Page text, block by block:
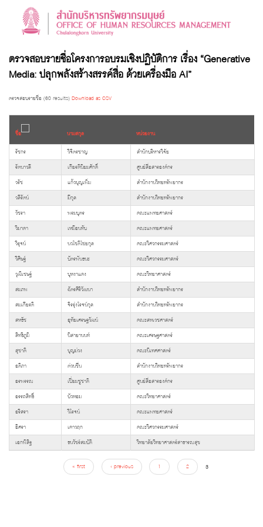
ตรวจสอบรายชื่อโครงการอบรมเชิงปฏิบัติการ เรื่อง “Generative
Media: ปลุกพลังสร้างสรรค์สื่อ ด้วยเครื่องมือ AI”
ตรวจสอบรายชื่อ (60 results) Download as CSV
ชื่อ นามสกุล หน่วยงาน
รัชกร วิจิตรชาญ
สำนักบริหารวิจัย
รัตนาวลี
เกียรตินิยมศักดิ์
ศูนย์สื่อสารองค์กร
วรัช
แก้วบุญเพิ่ม
สำนักงานวิทยทรัพยากร
วลีรัตน์
มีกุล
สำนักงานวิทยทรัพยากร
วัชรา
พรมบุตร
คณะแพทยศาสตร์
วิมาดา
เหมือนทับ
คณะแพทยศาสตร์
วิรุจน์
นวโชติไชยกุล
คณะวิศวกรรมศาสตร์
วิศิษฐ์
บัตรพันธนะ
คณะวิศวกรรมศาสตร์
วุฒิเชษฐ์
บุหงาแดง
คณะวิทยาศาสตร์
สมภพ
ฉัตรศิริวัฒนา
สำนักงานวิทยทรัพยากร
สมเกียรติ
จิรรุ่งโรจน์กุล
สำนักงานวิทยทรัพยากร
สหธัช
อุทัยเศรษฐวัฒน์
คณะสหเวชศาสตร์
สิทธิภูมิ
นิสายานนท์
คณะเศรษฐศาสตร์
สุชาติ
บุญม่วง
คณะนิเทศศาสตร์
อติภา
ต่วนชื่่น
สำนักงานวิทยทรัพยากร
อรพรรณ
เปี่ยมชูชาติ
ศูนย์สื่อสารองค์กร
อรรถสิทธิ์
บัวหอม
คณะวิทยาศาสตร์
อริสรา
วิโรจน์
คณะแพทยศาสตร์
อิศรา
เคาวฤก
คณะวิศวกรรมศาสตร์
เอกพิสิฐ
ธนวัชร์สมบัติ วิทยาลัยวิทยาศาสตร์สาธารณสุข
« first ‹ previous 1 2 3